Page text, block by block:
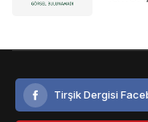
Tirşik Dergisi